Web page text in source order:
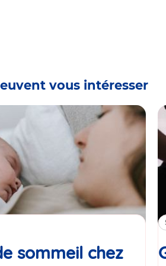
vous intéresser
sommeil chez